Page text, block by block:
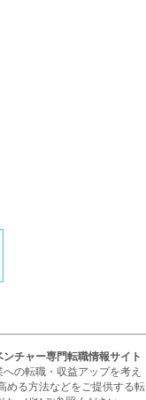
チャー専門転職情報サイト
の転職・収益アップを考え
める方法などをご提供する転